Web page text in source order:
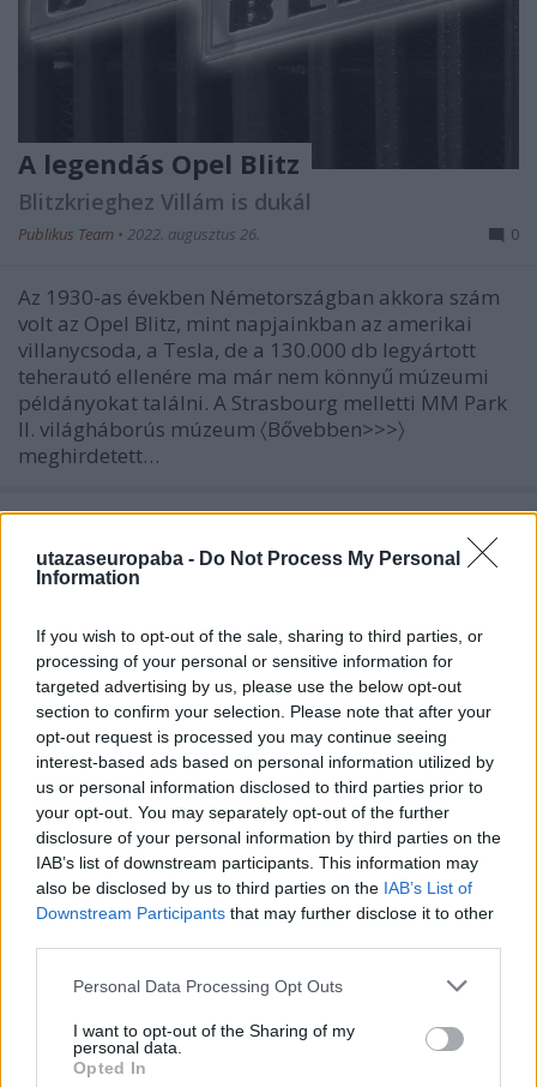
utazaseuropaba - Do Not Process My Personal
Information
If you wish to opt-out of the sale, sharing to third parties, or
processing of your personal or sensitive information for
targeted advertising by us, please use the below opt-out
section to confirm your selection. Please note that after your
opt-out request is processed you may continue seeing
interest-based ads based on personal information utilized by
us or personal information disclosed to third parties prior to
your opt-out. You may separately opt-out of the further
disclosure of your personal information by third parties on the
IAB’s list of downstream participants. This information may
also be disclosed by us to third parties on the IAB’s List of
Downstream Participants that may further disclose it to other
Please note that this website/app uses one or more Google
not limited to your visit or usage behaviour. You may click to
grant or deny consent to Google and its third-party tags to
use your data for below specified purposes in below Google
Personal Data Processing Opt Outs
I want to opt-out of the Sharing of my
personal data.
Opted In
A legendás Opel Blitz
Blitzkrieghez Villám is dukál
Publikus Team • 2022. augusztus 26. 0
Az 1930-as években Németországban akkora szám
volt az Opel Blitz, mint napjainkban az amerikai
villanycsoda, a Tesla, de a 130.000 db legyártott
teherautó ellenére ma már nem könnyű múzeumi
példányokat találni. A Strasbourg melletti MM Park
II. világháborús múzeum 〈Bővebben>>>〉
meghirdetett…
A gofri hazája
Belgium 1.0
Publikus Team•2022. augusztus 02.
Belgium, három fő csoporttal rendelkezik, a holland
nyelvű flamandokkal, a francia nyelvű vallonokkal és